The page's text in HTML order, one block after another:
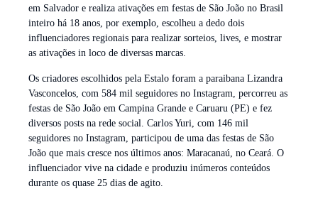
em Salvador e realiza ativações em festas de São João no Brasil
inteiro há 18 anos, por exemplo, escolheu a dedo dois
influenciadores regionais para realizar sorteios, lives, e mostrar
as ativações in loco de diversas marcas.
Os criadores escolhidos pela Estalo foram a paraibana Lizandra
Vasconcelos, com 584 mil seguidores no Instagram, percorreu as
festas de São João em Campina Grande e Caruaru (PE) e fez
diversos posts na rede social. Carlos Yuri, com 146 mil
seguidores no Instagram, participou de uma das festas de São
João que mais cresce nos últimos anos: Maracanaú, no Ceará. O
influenciador vive na cidade e produziu inúmeros conteúdos
durante os quase 25 dias de agito.